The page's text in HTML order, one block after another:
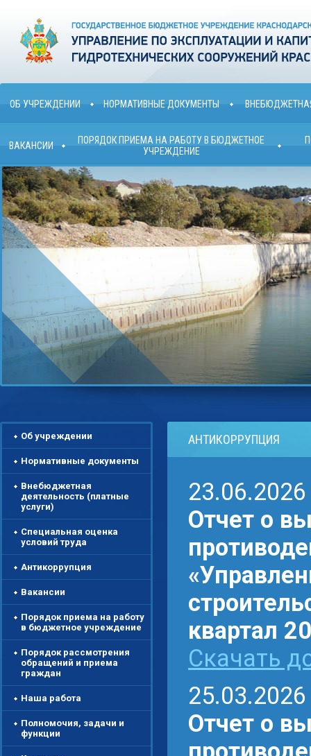
ОБ УЧРЕЖДЕНИИ НОРМАТИВНЫЕ ДОКУМЕНТЫ
ВАКАНСИИ
ПОРЯДОК ПРИЕМА НА РАБОТУ В БЮДЖЕТНОЕ
УЧРЕЖДЕНИЕ
Об учреждении
Нормативные документы
Внебюджетная
деятельность (платные
услуги)
Специальная оценка
условий труда
Антикоррупция
Вакансии
Порядок приема на работу
в бюджетное учреждение
Порядок рассмотрения
обращений и приема
граждан
Наша работа
Полномочия, задачи и
функции
АНТИКОРРУПЦИЯ
23.06.2026
Отчет о
квартал
Скачать
25.03.2026
Отчет о